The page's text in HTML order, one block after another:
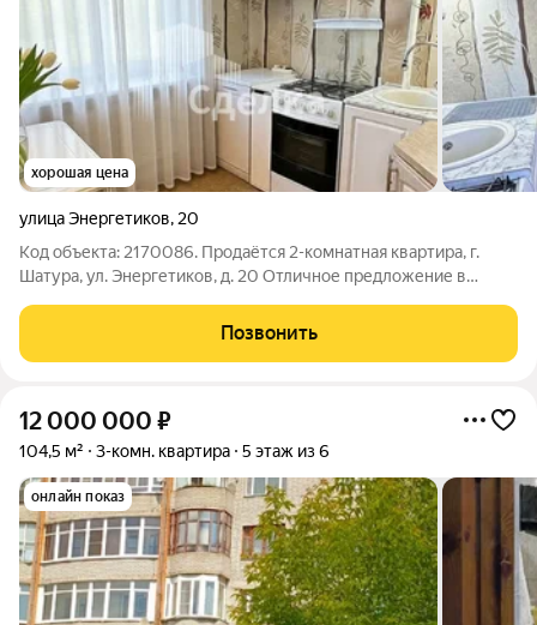
хорошая цена
улица Энергетиков, 20
Код объекта: 2170086. Продаётся 2-комнатная квартира, г.
Шатура, ул. Энергетиков, д. 20 Отличное предложение в
инфраструктурой и удобной планировкой. Ключевые
преимущества: - Расположение: центр г.
Позвонить
12 000 000 ₽
104,5 м² 3-комн. квартира 5 этаж из 6
онлайн показ